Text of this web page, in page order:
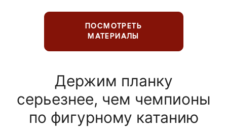
ПОСМОТРЕТЬ
МАТЕРИАЛЫ
Держим планку
серьезнее, чем чемпионы
по фигурному катанию